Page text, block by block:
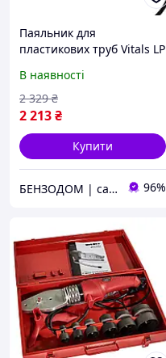
Паяльник для
пластикових труб Vitals LP
750/1500 Вт)
В наявності
2 213₴
2 329 ₴
Купити
БЕНЗОДОМ | садова техніка та електроінструмент 96%